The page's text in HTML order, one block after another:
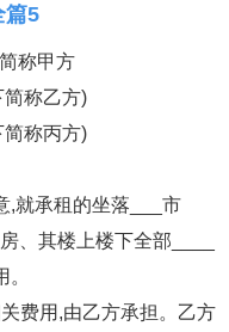
篇5
称甲方
称乙方)
称丙方)
,就承租的坐落___市
、其楼上楼下全部____
费用,由乙方承担。乙方